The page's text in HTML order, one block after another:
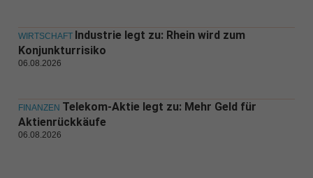
WIRTSCHAFT Industrie legt zu: Rhein wird zum
Konjunkturrisiko
06.08.2026
FINANZEN Telekom-Aktie legt zu: Mehr Geld für
Aktienrückkäufe
06.08.2026